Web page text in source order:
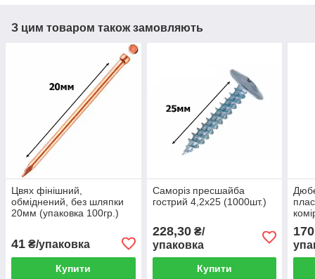
З цим товаром також замовляють
Цвях фінішний,
обміднений, без шляпки
20мм (упаковка 100гр.)
41 ₴/упаковка
Купити
Саморіз пресшайба
гострий 4,2х25 (1000шт.)
228,30₴/
упаковка
Купити